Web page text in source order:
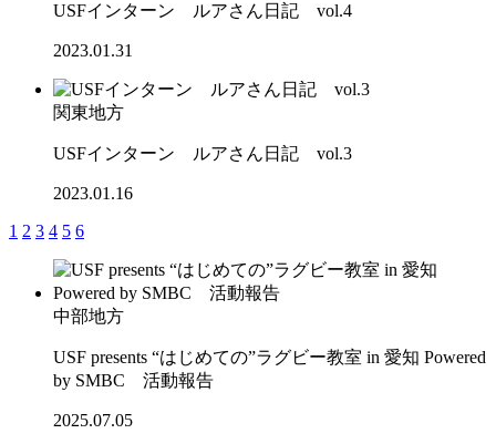
USFインターン ルアさん日記 vol.4
2023.01.31
関東地方
USFインターン ルアさん日記 vol.3
2023.01.16
1 2 3 4 5 6
中部地方
USF presents “はじめての”ラグビー教室 in 愛知 Powered
by SMBC 活動報告
2025.07.05